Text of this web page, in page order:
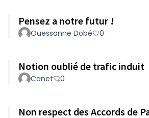
Pensez a notre futur !
Ouessanne Dobé 0
Notion oublié de trafic induit
Canet 0
Non respect des Accords de